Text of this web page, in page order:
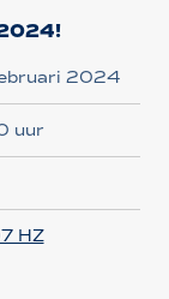
2024
uur
HZ